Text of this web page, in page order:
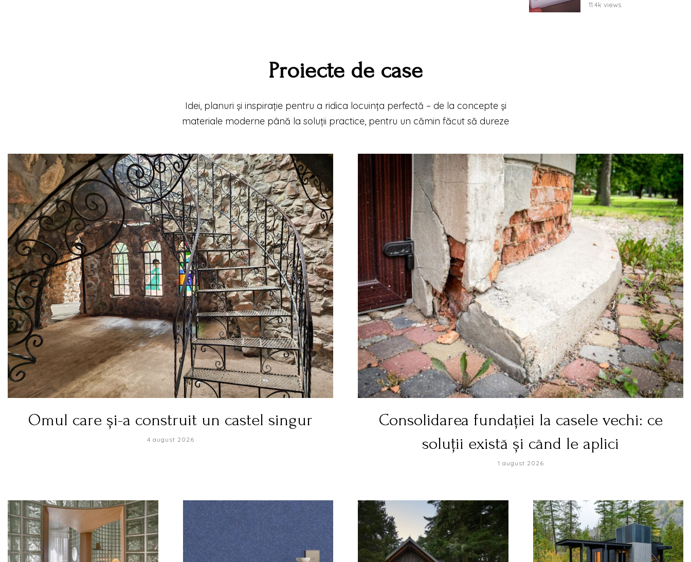
11.4k views
Proiecte de case
Idei, planuri și inspirație pentru a ridica locuința perfectă – de la concepte și
materiale moderne până la soluții practice, pentru un cămin făcut să dureze
Omul care și-a construit un castel singur
4 august 2026
Consolidarea fundației la casele vechi: ce
soluții există și când le aplici
1 august 2026